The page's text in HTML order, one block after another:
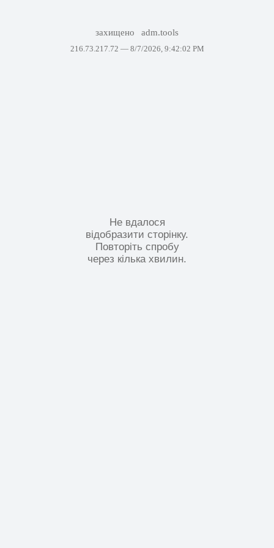
захищено adm.tools
216.73.217.72 — 8/7/2026, 9:42:02 PM
Не вдалося
відобразити сторінку.
Повторіть спробу
через кілька хвилин.